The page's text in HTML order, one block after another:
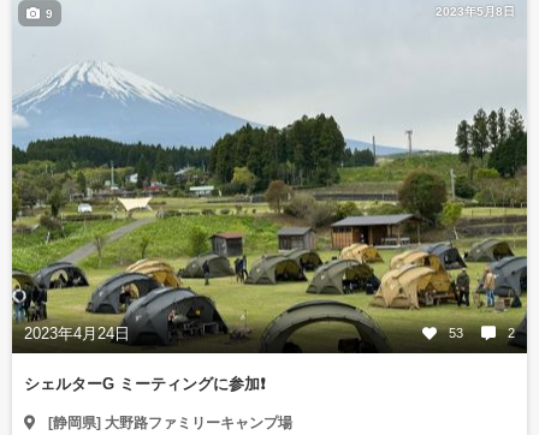
2023年5月8日
2023年4月24日 53 2
9
シェルターG ミーティングに参加❗️
[静岡県] 大野路ファミリーキャンプ場